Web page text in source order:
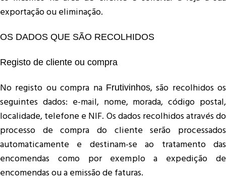
exportação ou eliminação.
OS DADOS QUE SÃO RECOLHIDOS
Registo de cliente ou compra
No registo ou compra na Frutivinhos, são recolhidos os
seguintes dados: e-mail, nome, morada, código postal,
localidade, telefone e NIF. Os dados recolhidos através do
processo de compra do cliente serão processados
automaticamente e destinam-se ao tratamento das
encomendas como por exemplo a expedição de
encomendas ou a emissão de faturas.